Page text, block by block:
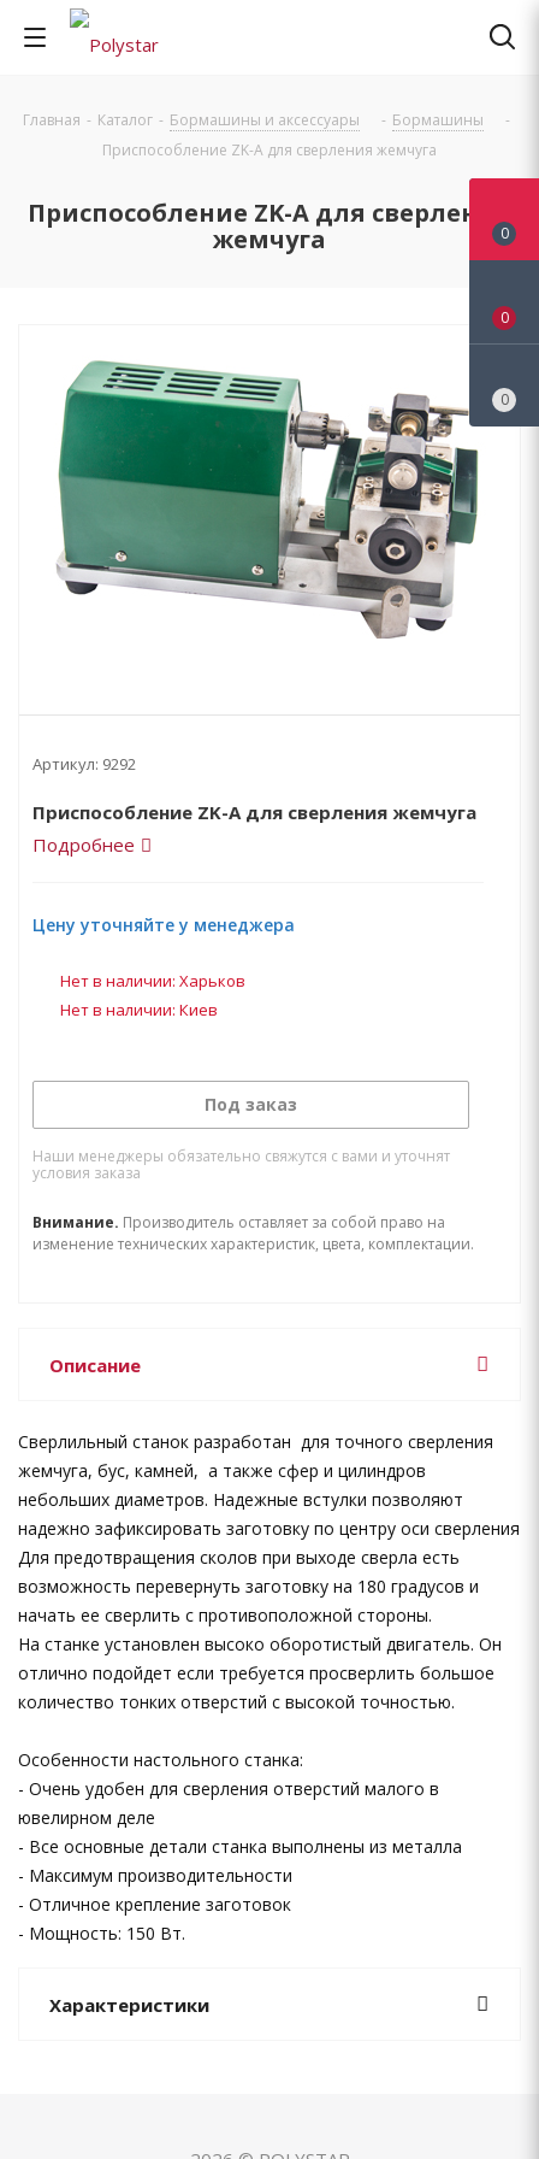
Главная - Каталог - Бормашины и аксессуары - Бормашины
-
Приспособление ZK-A для сверления жемчуга
Приспособление ZK-A для сверления
жемчуга
Артикул: 9292
Приспособление ZK-A для сверления жемчуга
Подробнее
Цену уточняйте у менеджера
Нет в наличии: Харьков
Нет в наличии: Киев
Под заказ
Наши менеджеры обязательно свяжутся с вами и уточнят
условия заказа
Внимание. Производитель оставляет за собой право на
изменение технических характеристик, цвета, комплектации.
Описание
Сверлильный станок разработан для точного сверления
жемчуга, бус, камней, а также сфер и цилиндров
небольших диаметров. Надежные встулки позволяют
надежно зафиксировать заготовку по центру оси сверления
Для предотвращения сколов при выходе сверла есть
возможность перевернуть заготовку на 180 градусов и
начать ее сверлить с противоположной стороны.
На станке установлен высоко оборотистый двигатель. Он
отлично подойдет если требуется просверлить большое
количество тонких отверстий с высокой точностью.
Особенности настольного станка:
- Очень удобен для сверления отверстий малого в
ювелирном деле
- Все основные детали станка выполнены из металла
- Максимум производительности
- Отличное крепление заготовок
- Мощность: 150 Вт.
Характеристики
0
0
0